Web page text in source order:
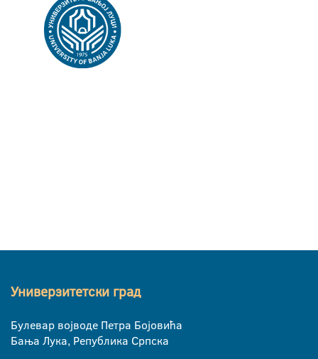
Универзитетски град
Булевар војводе Петра Бојовића
Бања Лука, Република Српска